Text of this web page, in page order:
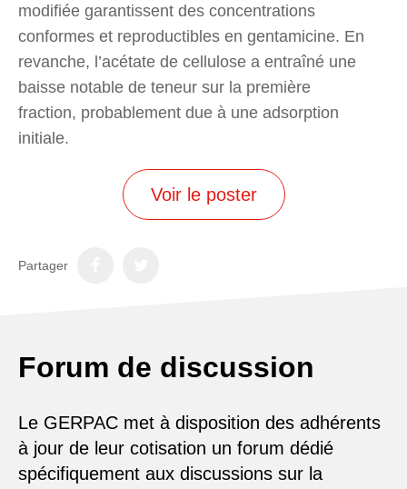
modifiée garantissent des concentrations
conformes et reproductibles en gentamicine. En
revanche, l’acétate de cellulose a entraîné une
baisse notable de teneur sur la première
fraction, probablement due à une adsorption
initiale.
Voir le poster
Partager
Forum de discussion
Le GERPAC met à disposition des adhérents
à jour de leur cotisation un forum dédié
spécifiquement aux discussions sur la